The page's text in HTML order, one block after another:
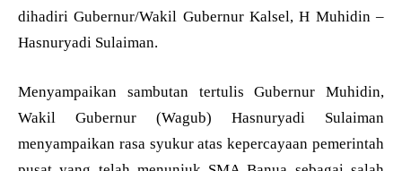
dihadiri Gubernur/Wakil Gubernur Kalsel, H Muhidin –
Hasnuryadi Sulaiman.
Menyampaikan sambutan tertulis Gubernur Muhidin,
Wakil Gubernur (Wagub) Hasnuryadi Sulaiman
menyampaikan rasa syukur atas kepercayaan pemerintah